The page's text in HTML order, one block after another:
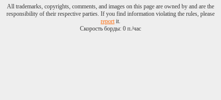
All trademarks, copyrights, comments, and images on this page are owned by and are the
responsibility of their respective parties. If you find information violating the rules, please
reportit.
Скорость борды: 0 п./час